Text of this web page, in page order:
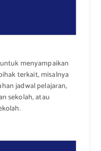
menyampaikan
terkait, misalnya
jadwal pelajaran,
sekolah, atau